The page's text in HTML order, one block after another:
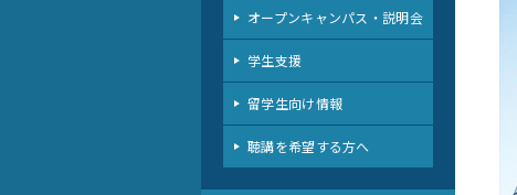
オープンキャンパス・説明会
学生支援
留学生向け情報
聴講を希望する方へ